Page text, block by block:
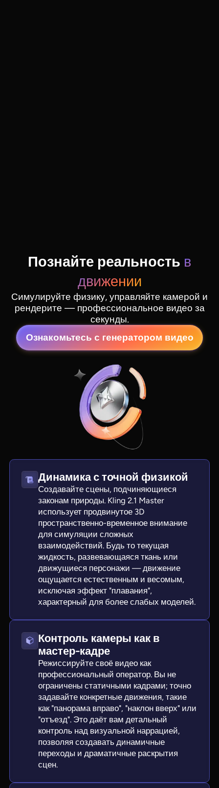
Познайте реальность в
движении
Симулируйте физику, управляйте камерой и
рендерите — профессиональное видео за
секунды.
Ознакомьтесь с генератором видео
Динамика с точной физикой
Создавайте сцены, подчиняющиеся
законам природы. Kling 2.1 Master
использует продвинутое 3D
пространственно-временное внимание
для симуляции сложных
взаимодействий. Будь то текущая
жидкость, развевающаяся ткань или
движущиеся персонажи — движение
ощущается естественным и весомым,
исключая эффект "плавания",
характерный для более слабых моделей.
Контроль камеры как в
мастер-кадре
Режиссируйте своё видео как
профессиональный оператор. Вы не
ограничены статичными кадрами; точно
задавайте конкретные движения, такие
как "панорама вправо", "наклон вверх" или
"отъезд". Это даёт вам детальный
контроль над визуальной наррацией,
позволяя создавать динамичные
переходы и драматичные раскрытия
сцен.